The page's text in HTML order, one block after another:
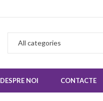
DESPRE NOI CONTACTE